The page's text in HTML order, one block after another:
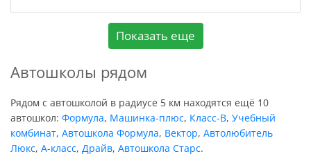
Показать еще
Автошколы рядом
Рядом с автошколой в радиусе 5 км находятся ещё 10
автошкол: Формула, Машинка-плюс, Класс-В, Учебный
комбинат, Автошкола Формула, Вектор, Автолюбитель
Люкс, А-класс, Драйв, Автошкола Старс.